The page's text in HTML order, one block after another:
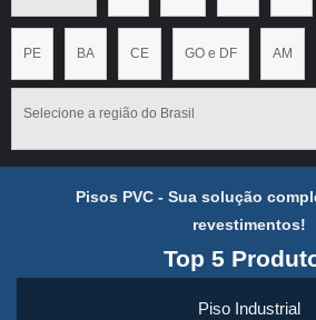
PE BA CE GO e DF AM
Selecione a região do Brasil
Pisos PVC - Sua solução
revestimentos!
Top 5
Piso Industrial